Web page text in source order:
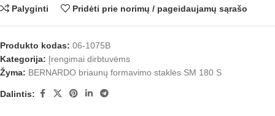
Palyginti Pridėti prie norimų / pageidaujamų sąrašo
Produkto kodas: 06-1075B
Kategorija: Įrengimai dirbtuvėms
Žyma: BERNARDO briaunų formavimo staklės SM 180 S
Dalintis: